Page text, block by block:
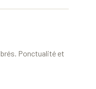
Ponctualité et